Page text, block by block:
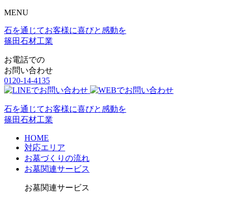
MENU
石を通じてお客様に喜びと感動を
篠田石材工業
お電話での
お問い合わせ
0120-14-4135
石を通じてお客様に喜びと感動を
篠田石材工業
HOME
対応エリア
お墓づくりの流れ
お墓関連サービス
お墓関連サービス